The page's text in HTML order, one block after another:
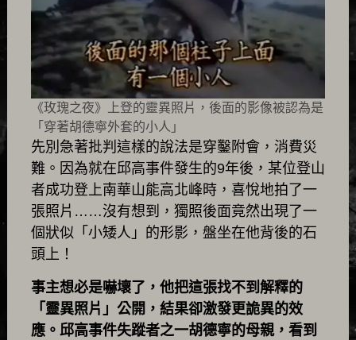
《玫瑰之夜》上登的靈異照片，後面的影像被認為是
「穿著胡德寧外套的小人」
先別急著批判這樣的說法是穿鑿附會，消費災
難。因為就在邱高事件發生的9年後，某位登山
者成功登上南華山能高北峰時，喜悅地拍了一
張照片……沒有想到，獨照後面竟然出現了一
個狀似「小矮人」的形影，盤坐在他背後的石
頭上！
事主想必是嚇壞了，他把這張找不到解釋的
「靈異照片」公開，結果卻激發更詭異的效
應。邱高事件失蹤者之一胡德寧的母親，看到